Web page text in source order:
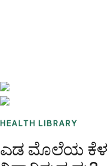
HEALTH LIBRARY
ಎಡ ಮೊಲೆಯ